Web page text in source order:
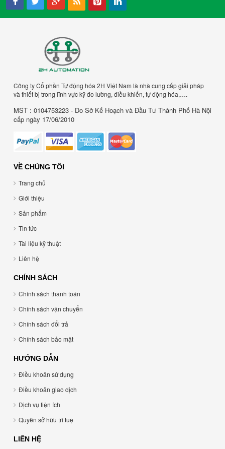
Công ty Cổ phần Tự động hóa 2H Việt Nam là nhà cung cấp giải pháp
và thiết bị trong lĩnh vực kỹ đo lường, điều khiển, tự động hóa,….
MST : 0104753223 - Do Sở Kế Hoạch và Đầu Tư Thành Phố Hà Nội
cấp ngày 17/06/2010
VỀ CHÚNG TÔI
Trang chủ
Giới thiệu
Sản phẩm
Tin tức
Tài liệu kỹ thuật
Liên hệ
CHÍNH SÁCH
Chính sách thanh toán
Chính sách vận chuyển
Chính sách đổi trả
Chính sách bảo mật
HƯỚNG DẪN
Điều khoản sử dụng
Điều khoản giao dịch
Dịch vụ tiện ích
Quyền sở hữu trí tuệ
LIÊN HỆ